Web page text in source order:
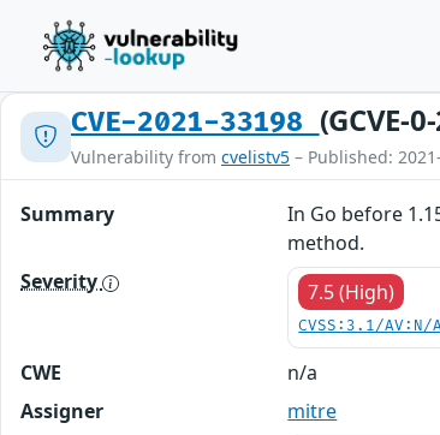
CVE-2021-33198 (GCVE-
Vulnerability from cvelistv5 – Published:
Summary
In Go before
method.
Severity
7.5 (High)
CVSS:3.1/
CWE
n/a
Assigner
mitre